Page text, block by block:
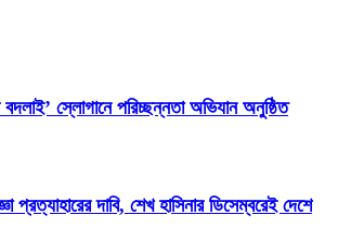
স্লোগানে পরিচ্ছন্নতা অভিযান অনুষ্ঠিত
প্রত্যাহারের দাবি, শেখ হাসিনার ডিসেম্বরেই দেশে